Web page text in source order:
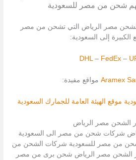
شحن من مصر للسعودية
مصر الرياض التي تشحن من مصر
الكبيرة إلى السعودية:
DHL – FedEx –
Aramex مواقع مفيدة:
موقع الهيئة العامة للجمارك السعودية
الشحن مصر الرياض
شركات شحن من مصر الى السعودية
من مصر للسعودية شركات الشحن من
الشحن مصر الرياض شحن برى من مصر